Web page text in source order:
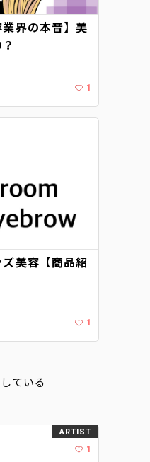
業界の本音】美
1
美容【商品紹
1
ている
1
ARTIST